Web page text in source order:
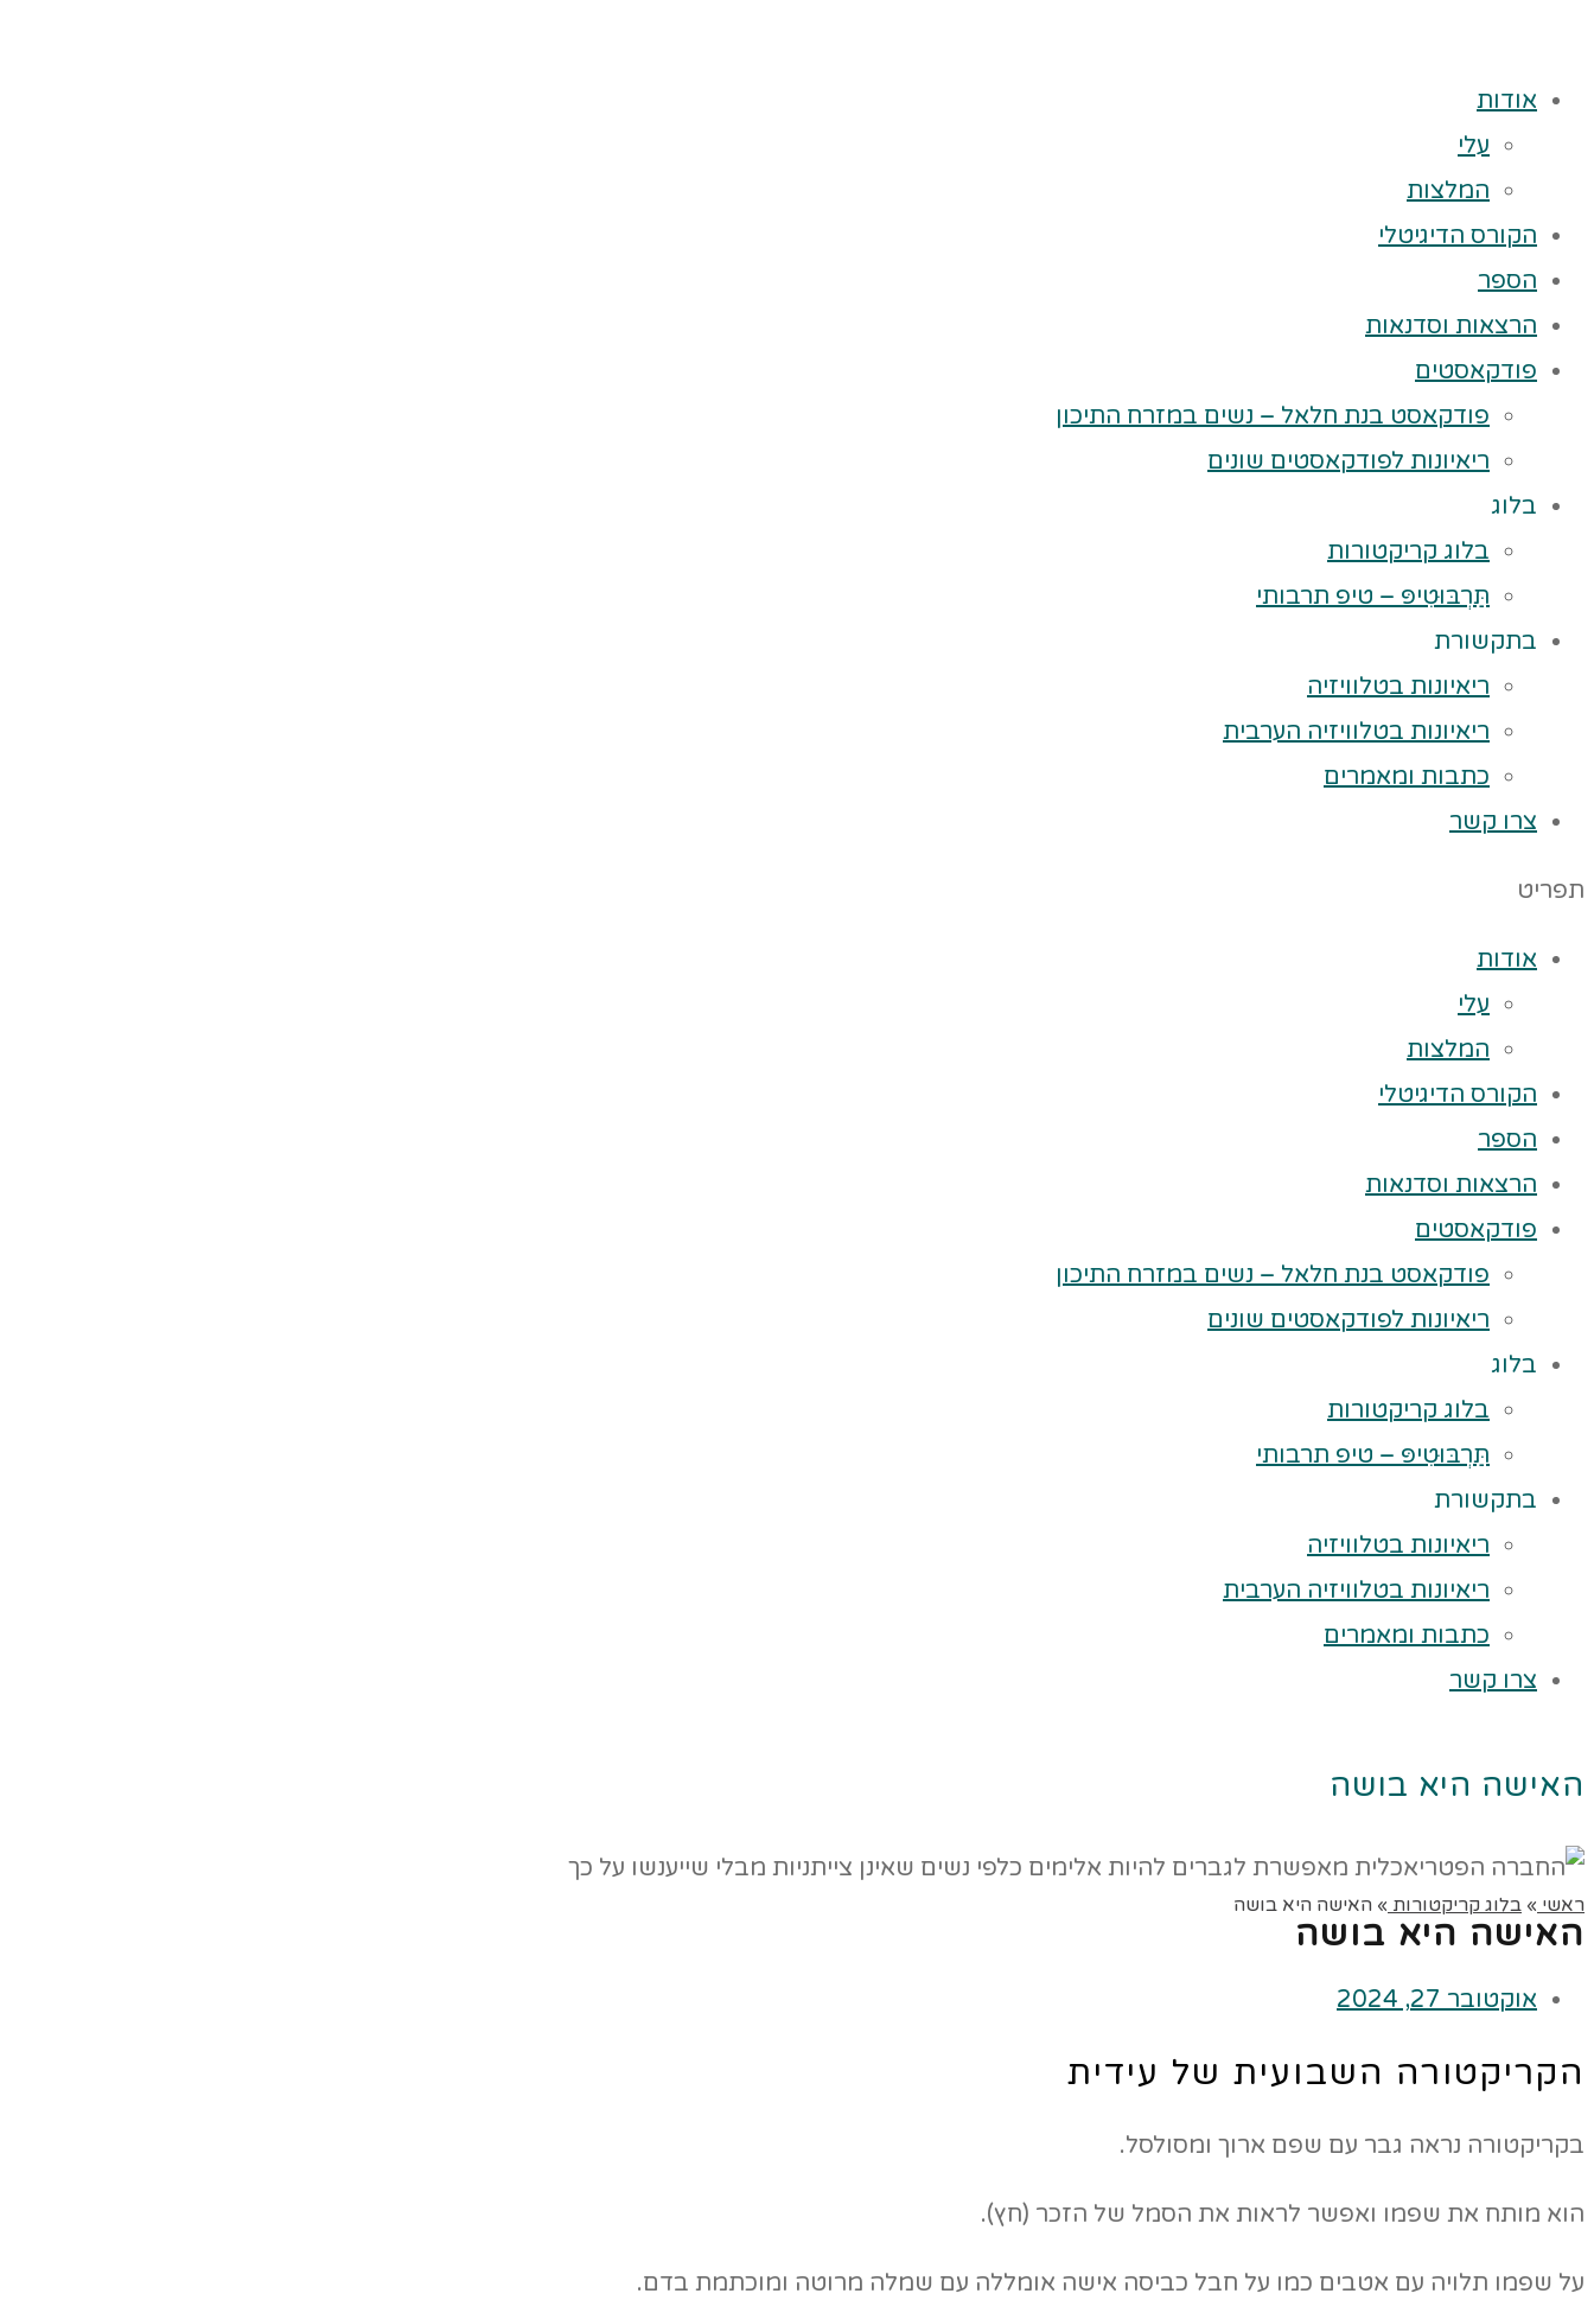
אודות
עלי
המלצות
הקורס הדיגיטלי
הספר
הרצאות וסדנאות
פודקאסטים
פודקאסט בנת חלאל – נשים במזרח התיכון
ריאיונות לפודקאסטים שונים
בלוג
בלוג קריקטורות
תַּרְבּוּטִיפּ – טיפ תרבותי
בתקשורת
ריאיונות בטלוויזיה
ריאיונות בטלוויזיה הערבית
כתבות ומאמרים
צרו קשר
תפריט
אודות
עלי
המלצות
הקורס הדיגיטלי
הספר
הרצאות וסדנאות
פודקאסטים
פודקאסט בנת חלאל – נשים במזרח התיכון
ריאיונות לפודקאסטים שונים
בלוג
בלוג קריקטורות
תַּרְבּוּטִיפּ – טיפ תרבותי
בתקשורת
ריאיונות בטלוויזיה
ריאיונות בטלוויזיה הערבית
כתבות ומאמרים
צרו קשר
האישה היא בושה
ראשי » בלוג קריקטורות » האישה היא בושה
האישה היא בושה
אוקטובר 27, 2024
הקריקטורה השבועית של עידית
בקריקטורה נראה גבר עם שפם ארוך ומסולסל.
הוא מותח את שפמו ואפשר לראות את הסמל של הזכר (חץ).
על שפמו תלויה עם אטבים כמו על חבל כביסה אישה אומללה עם שמלה מרוטה ומוכתמת בדם.